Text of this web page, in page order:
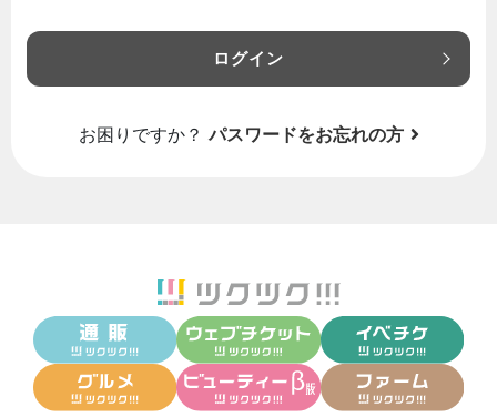
ログイン
お困りですか？ パスワードをお忘れの方